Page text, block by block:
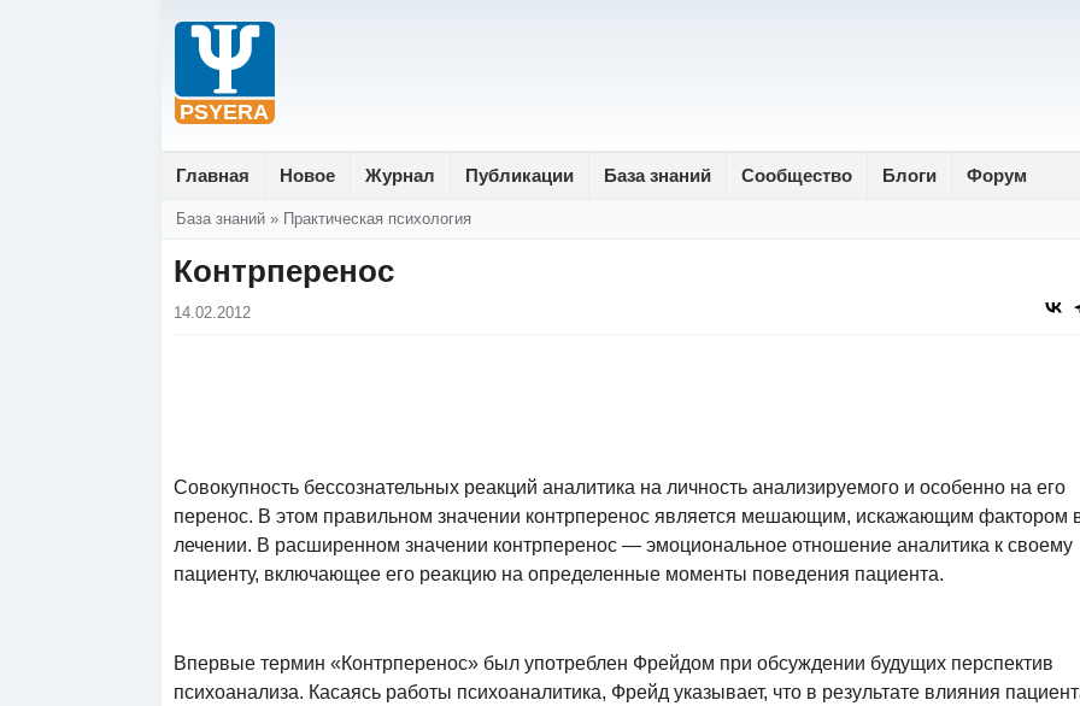
Главная Новое Журнал Публикации База знаний Сообщество Блоги Форум
Вы здесь
База знаний » Практическая психология
Контрперенос
14.02.2012
Совокупность бессознательных реакций аналитика на личность анализируемого и особенно на его
перенос. В этом правильном значении контрперенос является мешающим, искажающим фактором
лечении. В расширенном значении контрперенос — эмоциональное отношение аналитика к своему
пациенту, включающее его реакцию на определенные моменты поведения пациента.
Впервые термин «Контрперенос» был употреблен Фрейдом при обсуждении будущих перспектив
психоанализа. Касаясь работы психоаналитика, Фрейд указывает, что в результате влияния